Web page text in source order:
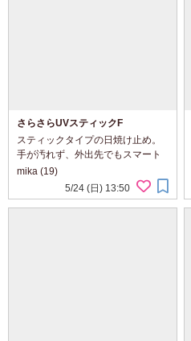
さらさらUVスティックF
スティックタイプの日焼け止め。
手が汚れず、外出先でもスマート
にUVケアが完結！ 塗った瞬間から
さらさらとした仕上がりです。 耐
水性能が高くて、日常のちょっと
mika (19)
5/24 (日) 13:50